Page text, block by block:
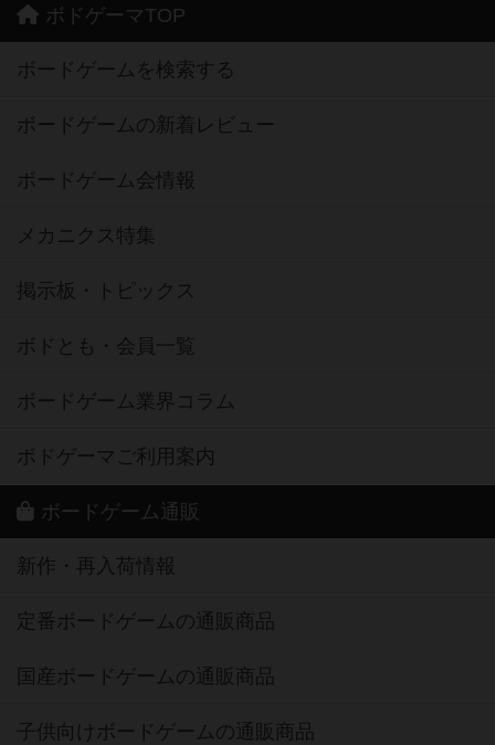
ボドゲーマTOP
ボードゲームを検索する
ボードゲームの新着レビュー
ボードゲーム会情報
メカニクス特集
掲示板・トピックス
ボドとも・会員一覧
ボードゲーム業界コラム
ボドゲーマご利用案内
ボードゲーム通販
新作・再入荷情報
定番ボードゲームの通販商品
国産ボードゲームの通販商品
子供向けボードゲームの通販商品